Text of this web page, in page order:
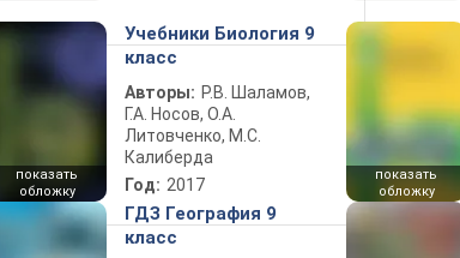
показать
обложку
Учебники Биология 9
класс
Авторы: Р.В. Шаламов,
Г.А. Носов, О.А.
Литовченко, М.С.
Калиберда
Год: 2017
показать
обложку
ГДЗ География 9
класс